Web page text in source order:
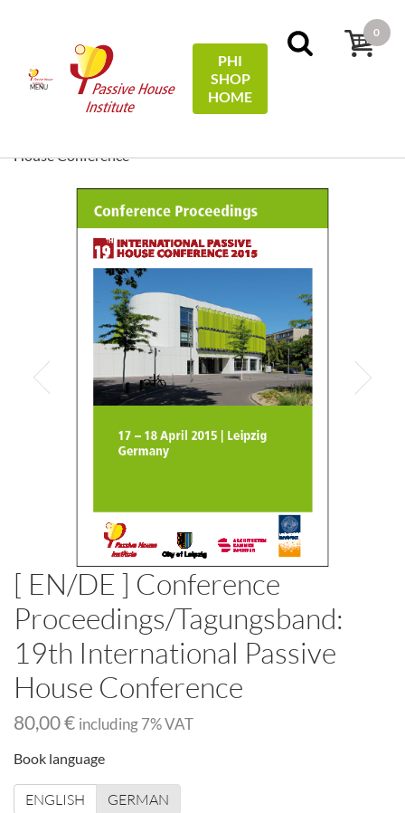
MENU
PHI
SHOP
HOME
0
Conference Proceedings
[ EN/DE ] Conference
House Conference
[ EN/DE ] Conference
Proceedings/Tagungsband:
19th International Passive
House Conference
80,00 € including 7% VAT
Book language
ENGLISH GERMAN